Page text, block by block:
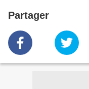
Partager